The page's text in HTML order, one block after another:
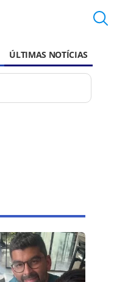
ÚLTIMAS NOTÍCIAS